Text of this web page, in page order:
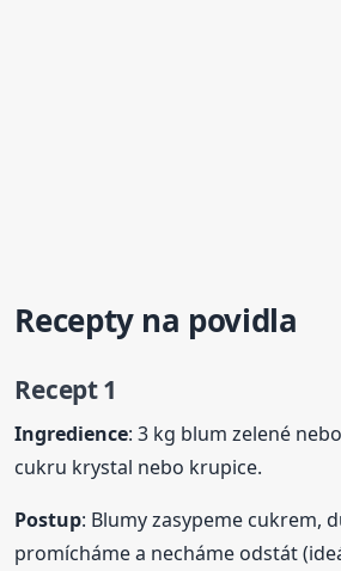
Recepty na povidla
Recept 1
Ingredience: 3 kg blum zelené
cukru krystal nebo krupice.
Postup: Blumy zasypeme cukrem,
promícháme a necháme odstát